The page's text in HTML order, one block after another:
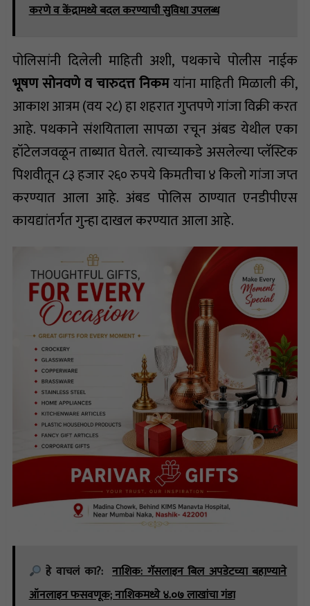
करणे व केंद्रामध्ये बदल करण्याची सुविधा उपलब्ध
पोलिसांनी दिलेली माहिती अशी, पथकाचे पोलीस नाईक
भूषण सोनवणे व चारुदत्त निकमयांना माहिती मिळाली की,
आकाश आत्रम (वय २८) हा शहरात गुप्तपणे गांजा विक्री करत
आहे. पथकाने संशयिताला सापळा रचून अंबड येथील एका
हॉटेलजवळून ताब्यात घेतले. त्याच्याकडे असलेल्या प्लॅस्टिक
पिशवीतून ८३ हजार २६० रुपये किमतीचा ४ किलो गांजा जप्त
करण्यात आला आहे. अंबड पोलिस ठाण्यात एनडीपीएस
कायद्यांतर्गत गुन्हा दाखल करण्यात आला आहे.
हे वाचलं का?: नाशिक: गॅसलाइन बिल अपडेटच्या बहाण्याने
ऑनलाइन फसवणूक; नाशिकमध्ये ४.०७ लाखांचा गंडा